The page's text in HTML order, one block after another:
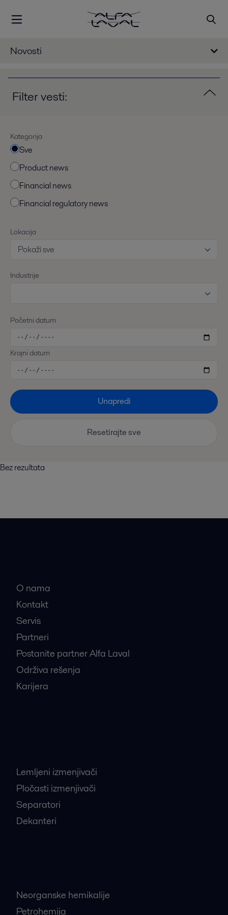
Novosti
Bez rezultata
Filter vesti:
Kategorija
Sve
Product news
Financial news
Financial regulatory news
Lokacija
Pokaži sve
Industrije
Početni datum
Krajni datum
Unapredi
Resetirajte sve
O nama
Kontakt
Servis
Partneri
Postanite partner Alfa Laval
Održiva rešenja
Karijera
Lemljeni izmenjivači
Pločasti izmenjivači
Separatori
Dekanteri
Neorganske hemikalije
Petrohemija